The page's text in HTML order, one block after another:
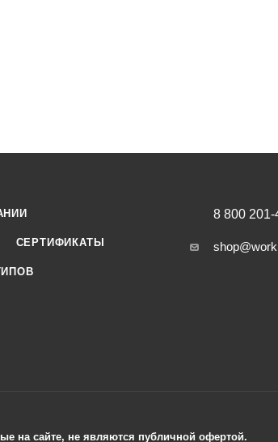
СЕРТИФИКАТЫ
8 800 201-
на сайте, не являются публичной офертой.